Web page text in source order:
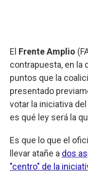
El Frente Amplio
contrapuesta, en la
puntos que la
presentado
votar la iniciativa del
es qué ley será la
Es que lo que el
llevar atañe a dos
"centro" de la